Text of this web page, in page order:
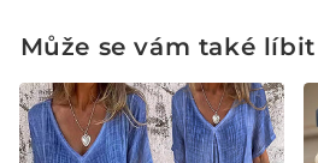
Může se vám také líbit